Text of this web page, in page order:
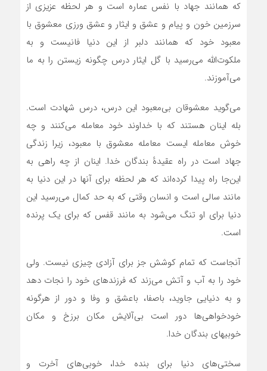
که همانند جهاد با نفس عماره است و هر لحظه عزیزی از
سرزمین خون و پیام و عشق و ایثار و عشق ورزی معشوق با
معبود خود که همانند دلبر از این دنیا فانیست و به
ملکوت‌الله می‌رسید با گل ایثار درس چگونه زیستن را به ما
می‌آموزند.
می‌گوید معشوقان بی‌معبود این درس، درس شهادت است.
بله اینان هستند که با خداوند خود معامله می‌کنند و چه
خوش معامله ایست معامله معشوق با معبود، زیرا زندگی
جهاد است در راه عقیدهٔ بندگان خدا. اینان از چه راهی به
این‌جا راه پیدا کرده‌اند که هر لحظه برای آنها در این دنیا به
مانند سالی است و انسان وقتی که به حد کمال می‌رسید این
دنیا برای او تنگ می‌شود به مانند قفس که برای یک پرنده
است.
آنجاست که تمام کوشش جز برای آزادی چیزی نیست. ولی
خود را به آب و آتش می‌زند که فرزندهای خود را نجات دهد
و به دنیایی جاوید، باصفا، باعشق و وفا و دور از هرگونه
خودخواهی‌ها دور است بی‌آلایش مکان برزخ و مکان
خوبیهای بندگان خدا.
سختی‌های دنیا برای بنده خدا، خوبی‌های آخرت و